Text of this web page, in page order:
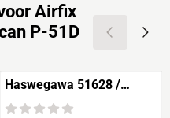
Airfix
P-51D
Haswegawa 51628 /
SP128 North American P-
51B Mustang 'D-Day 50th